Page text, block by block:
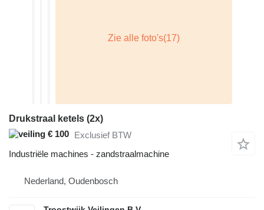
Drukstraal ketels (2x)
€ 100 Exclusief BTW
Industriële machines - zandstraalmachine
Nederland, Oudenbosch